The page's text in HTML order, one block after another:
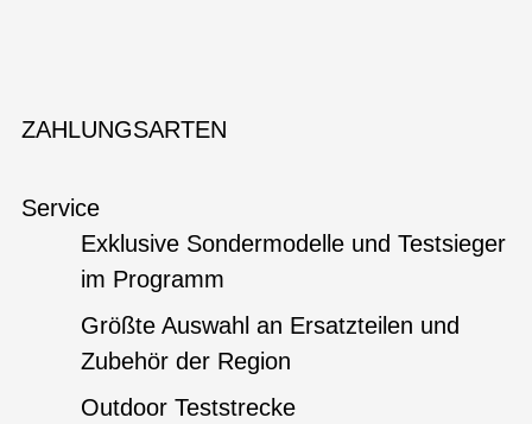
ZAHLUNGSARTEN
Service
Exklusive Sondermodelle und Testsieger
im Programm
Größte Auswahl an Ersatzteilen und
Zubehör der Region
Outdoor Teststrecke